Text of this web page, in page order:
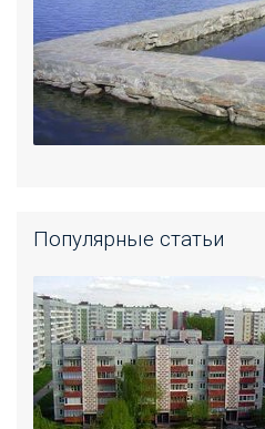
Популярные статьи